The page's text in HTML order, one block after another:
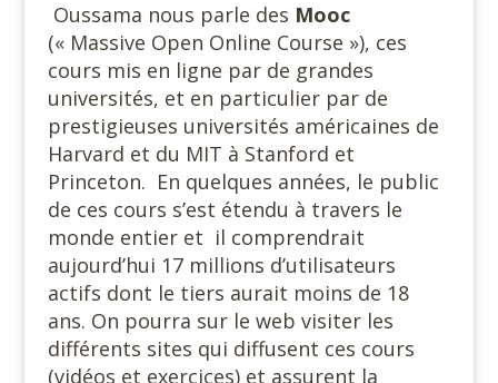
Oussama nous parle des Mooc
(« Massive Open Online Course »), ces
cours mis en ligne par de grandes
universités, et en particulier par de
prestigieuses universités américaines de
Harvard et du MIT à Stanford et
Princeton. En quelques années, le public
de ces cours s’est étendu à travers le
monde entier et il comprendrait
aujourd’hui 17 millions d’utilisateurs
actifs dont le tiers aurait moins de 18
ans. On pourra sur le web visiter les
différents sites qui diffusent ces cours
(vidéos et exercices) et assurent la